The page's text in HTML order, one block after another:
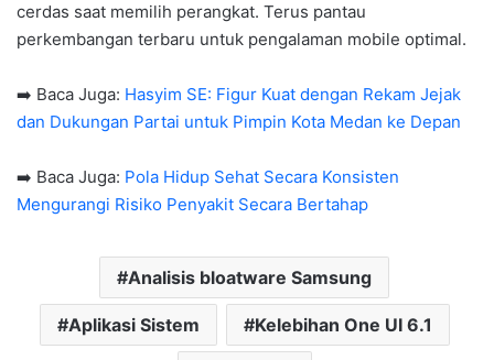
cerdas saat memilih perangkat. Terus pantau
perkembangan terbaru untuk pengalaman mobile optimal.
➡️ Baca Juga: Hasyim SE: Figur Kuat dengan Rekam Jejak
dan Dukungan Partai untuk Pimpin Kota Medan ke Depan
➡️ Baca Juga: Pola Hidup Sehat Secara Konsisten
Mengurangi Risiko Penyakit Secara Bertahap
Analisis bloatware Samsung
Aplikasi Sistem Kelebihan One UI 6.1